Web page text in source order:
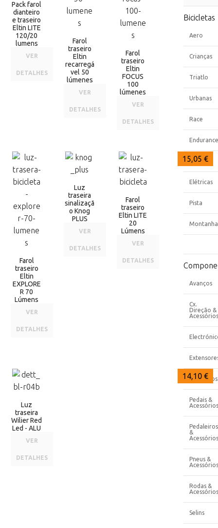
Pack farol
dianteiro
e traseiro
Eltin LITE
120/20
lumens
VER
DETALHES
Farol
traseiro
Eltin
recarregá
vel 50
lúmenes
VER
DETALHES
Farol
traseiro
Eltin
FOCUS
100
lúmenes
VER
DETALHES
17,25 €
Farol
traseiro
Eltin
EXPLORE
R 70
Lúmens
VER
DETALHES
13,00 €
Luz
traseira
sinalizaçã
o Knog
PLUS
VER
DETALHES
15,05 €
Farol
traseiro
Eltin LITE
20
Lúmens
VER
DETALHES
14,10 €
Luz
traseira
Wilier Red
Led - ALU
VER
DETALHES
Bicicletas
Aero
Crianças
Triatlo
Urbanas
Race
Endurance
Gravel
Elétricas
Pista
Montanha
Avanços
Cx.
Direção &
Acessórios
Manipulos
Pedais &
Acessórios
Pedaleiros
&
Acessórios
Pneus &
Acessórios
Rodas &
Acessórios
Selins